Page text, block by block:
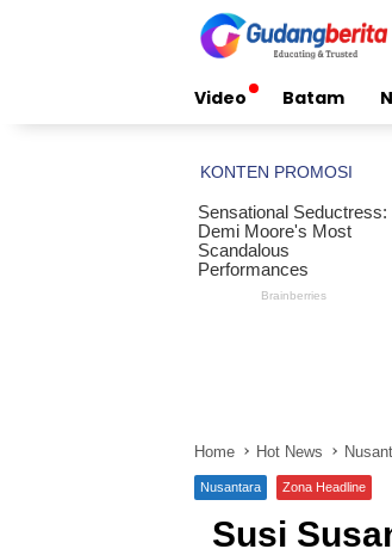
Video Batam
Home Hot News
Nusantara Zona Headline
Susi